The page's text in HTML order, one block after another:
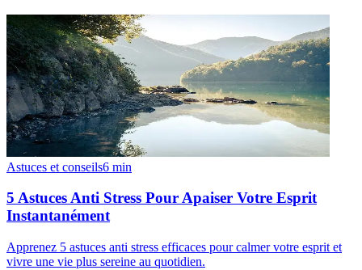
Astuces et conseils6 min
5 Astuces Anti Stress Pour Apaiser Votre Esprit
Instantanément
Apprenez 5 astuces anti stress efficaces pour calmer votre esprit et
vivre une vie plus sereine au quotidien.